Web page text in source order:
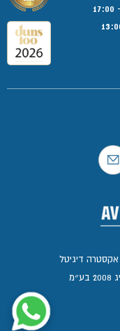
אקסטרה דיגיטל